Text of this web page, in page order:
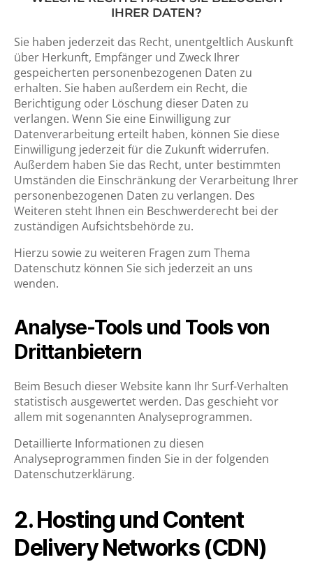
IHRER DATEN?
Sie haben jederzeit das Recht, unentgeltlich Auskunft
über Herkunft, Empfänger und Zweck Ihrer
gespeicherten personenbezogenen Daten zu
erhalten. Sie haben außerdem ein Recht, die
Berichtigung oder Löschung dieser Daten zu
verlangen. Wenn Sie eine Einwilligung zur
Datenverarbeitung erteilt haben, können Sie diese
Einwilligung jederzeit für die Zukunft widerrufen.
Außerdem haben Sie das Recht, unter bestimmten
Umständen die Einschränkung der Verarbeitung Ihrer
personenbezogenen Daten zu verlangen. Des
Weiteren steht Ihnen ein Beschwerderecht bei der
zuständigen Aufsichtsbehörde zu.
Hierzu sowie zu weiteren Fragen zum Thema
Datenschutz können Sie sich jederzeit an uns
wenden.
Analyse-Tools und Tools von
Drittanbietern
Beim Besuch dieser Website kann Ihr Surf-Verhalten
statistisch ausgewertet werden. Das geschieht vor
allem mit sogenannten Analyseprogrammen.
Detaillierte Informationen zu diesen
Analyseprogrammen finden Sie in der folgenden
Datenschutzerklärung.
2. Hosting und Content
Delivery Networks (CDN)